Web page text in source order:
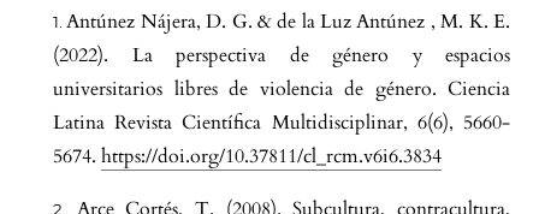
Antúnez Nájera, D. G. & de la Luz Antúnez , M. K. E.
(2022). La perspectiva de género y espacios
universitarios libres de violencia de género. Ciencia
Latina Revista Científica Multidisciplinar, 6(6), 5660-
5674. https://doi.org/10.37811/cl_rcm.v6i6.3834